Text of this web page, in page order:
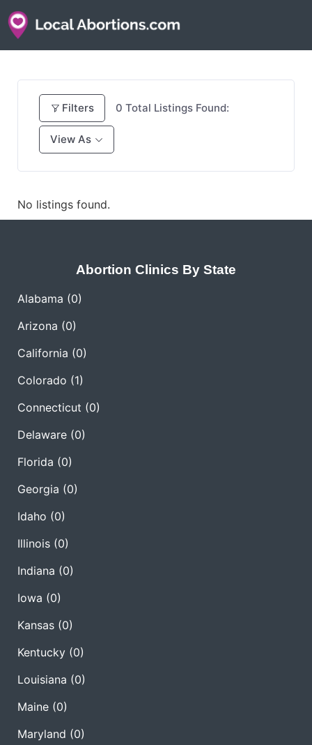
Filters 0 Total Listings Found:
View As
No listings found.
Abortion Clinics By State
Alabama (0)
Arizona (0)
California (0)
Colorado (1)
Connecticut (0)
Delaware (0)
Florida (0)
Georgia (0)
Idaho (0)
Illinois (0)
Indiana (0)
Iowa (0)
Kansas (0)
Kentucky (0)
Louisiana (0)
Maine (0)
Maryland (0)